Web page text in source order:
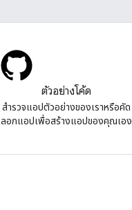
ตัวอย่างโค้ด
สํารวจแอปตัวอย่างของเราหรือคัด
ลอกแอปเพื่อสร้างแอปของคุณเอง